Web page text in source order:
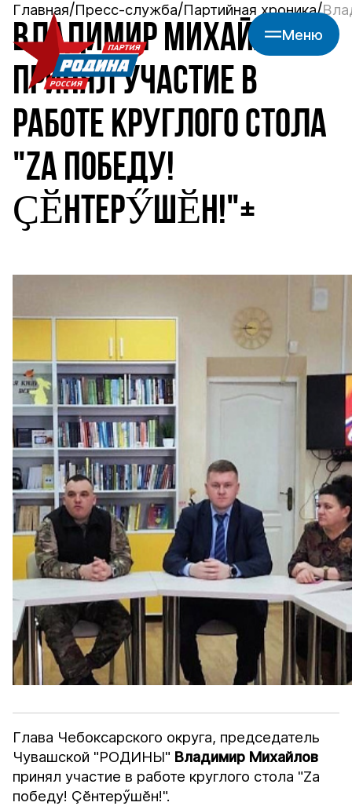
Меню
Главная Пресс-служба Партийная хроника
ВЛАДИМИР МИХАЙЛОВ
ПРИНЯЛ УЧАСТИЕ В
РАБОТЕ КРУГЛОГО СТОЛА
"ZА ПОБЕДУ!
ҪӖНТЕРӲШӖН!"+
Глава Чебоксарского округа, председатель
Чувашской "РОДИНЫ" Владимир Михайлов
принял участие в работе круглого стола "Zа
победу! Ҫӗнтерӳшӗн!".